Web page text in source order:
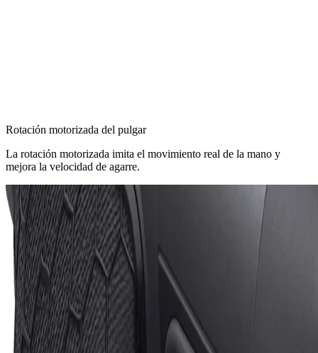
Rotación motorizada del pulgar
La rotación motorizada imita el movimiento real de la mano y
mejora la velocidad de agarre.